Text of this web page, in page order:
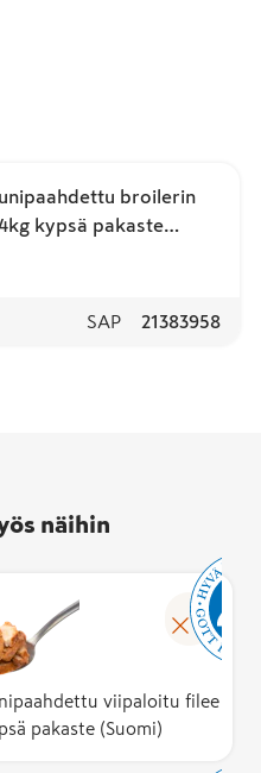
broilerin
kypsä pakaste
SAP 21383958
näihin
viipaloitu filee
pakaste (Suomi)